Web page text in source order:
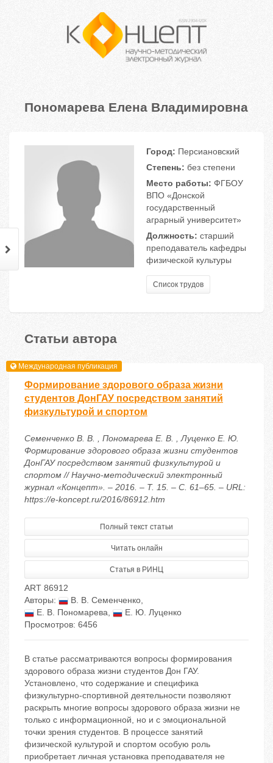
Пономарева Елена Владимировна
Город: Персиановский
Степень: без степени
Место работы: ФГБОУ
ВПО «Донской
государственный
аграрный университет»
Должность: старший
преподаватель кафедры
физической культуры
Список трудов
Статьи автора
Международная публикация
Формирование здорового образа жизни
студентов ДонГАУ посредством занятий
физкультурой и спортом
Семенченко В. В. , Пономарева Е. В. , Луценко Е. Ю.
Формирование здорового образа жизни студентов
ДонГАУ посредством занятий физкультурой и
спортом // Научно-методический электронный
журнал «Концепт». – 2016. – Т. 15. – С. 61–65. – URL:
https://e-koncept.ru/2016/86912.htm
Полный текст статьи
Читать онлайн
Статья в РИНЦ
ART 86912
Авторы:
В. В. Семенченко,
Е. В. Пономарева,
Е. Ю. Луценко
Просмотров: 6456
В статье рассматриваются вопросы формирования
здорового образа жизни студентов Дон ГАУ.
Установлено, что содержание и специфика
физкультурно-спортивной деятельности позволяют
раскрыть многие вопросы здорового образа жизни не
только с информационной, но и с эмоциональной
точки зрения студентов. В процессе занятий
физической культурой и спортом особую роль
приобретает личная установка преподавателя не